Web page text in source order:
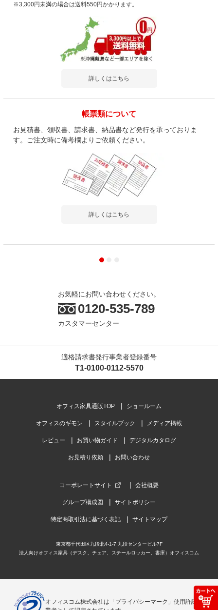
※3,300円未満の場合は送料550円かかります。
詳しくはこちら
帳票類について
お見積書、領収書、請求書、納品書など発行を承っておりま
す。ご注文時に備考欄よりご依頼ください。
詳しくはこちら
お気軽にお問い合わせください。
0120-535-789
カスタマーセンター
適格請求書発行事業者登録番号
T1-0100-0112-5570
オフィス家具通販TOP ショールーム
オフィスのギモン スタイルブック メディア掲載
レビュー お買い物ガイド デジタルカタログ
お見積り依頼 お問い合わせ
コーポレートサイト 会社概要
グループ構成図 サイトポリシー
特定商取引法に基づく表記 サイトマップ
東京都千代田区九段北4-1-7 九段センタービル7F
法人向けオフィス家具（デスク、チェア、スチールロッカー、書庫）オフィスコム
オフィスコム株式会社は「プライバシーマーク」使用許諾事